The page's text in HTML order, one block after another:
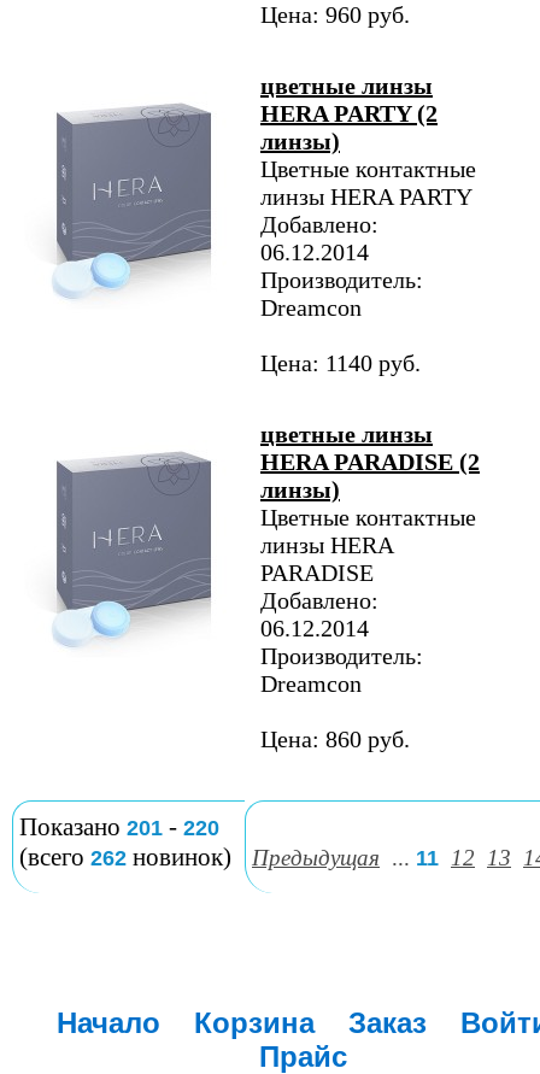
Цена: 960 руб.
цветные линзы
HERA PARTY (2
линзы)
Цветные контактные
линзы HERA PARTY
Добавлено:
06.12.2014
Производитель:
Dreamcon
Цена: 1140 руб.
цветные линзы
HERA PARADISE (2
линзы)
Цветные контактные
линзы HERA
PARADISE
Добавлено:
06.12.2014
Производитель:
Dreamcon
Цена: 860 руб.
Показано 201 - 220
(всего 262 новинок) Предыдущая ... 11 12 13
Начало Корзина Заказ
Прайс